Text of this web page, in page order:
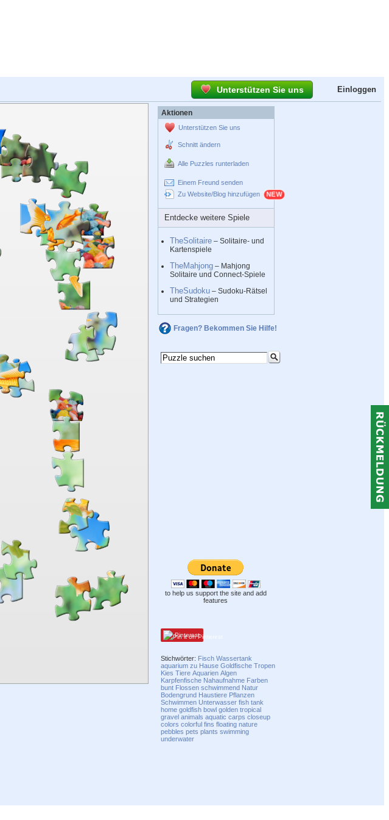
Unterstützen Sie uns Einloggen
Aktionen
Unterstützen Sie uns
Schnitt ändern
Alle Puzzles runterladen
Einem Freund senden
Zu Website/Blog hinzufügen
Entdecke weitere Spiele
TheSolitaire – Solitaire- und
Kartenspiele
TheMahjong – Mahjong
Solitaire und Connect-Spiele
TheSudoku – Sudoku-Rätsel
und Strategien
Fragen? Bekommen Sie Hilfe!
to help us support the site and add
features
Pinterest
Stichwörter: Fisch Wassertank
aquarium zu Hause Goldfische Tropen
Kies Tiere Aquarien Algen
Karpfenfische Nahaufnahme Farben
bunt Flossen schwimmend Natur
Bodengrund Haustiere Pflanzen
Schwimmen Unterwasser fish tank
home goldfish bowl golden tropical
gravel animals aquatic carps closeup
colors colorful fins floating nature
pebbles pets plants swimming
underwater